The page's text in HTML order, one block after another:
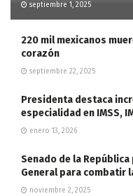
septiembre 1, 2025
220 mil mexicanos
corazón
septiembre 22, 2025
Presidenta destaca
especialidad en IMSS,
enero 13, 2026
Senado de la
General para combatir
noviembre 2, 2025